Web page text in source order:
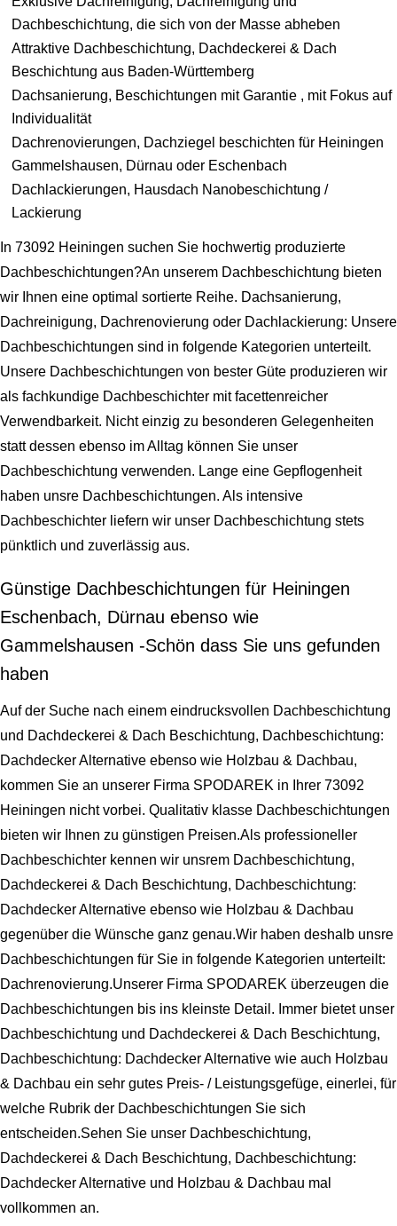
Dachbeschichtung, die sich von der Masse abheben
Attraktive Dachbeschichtung, Dachdeckerei & Dach
Beschichtung aus Baden-Württemberg
Dachsanierung, Beschichtungen mit Garantie , mit Fokus auf
Individualität
Dachrenovierungen, Dachziegel beschichten für Heiningen
Gammelshausen, Dürnau oder Eschenbach
Dachlackierungen, Hausdach Nanobeschichtung /
Lackierung
In 73092 Heiningen suchen Sie hochwertig produzierte
Dachbeschichtungen?An unserem Dachbeschichtung bieten
wir Ihnen eine optimal sortierte Reihe. Dachsanierung,
Dachreinigung, Dachrenovierung oder Dachlackierung: Unsere
Dachbeschichtungen sind in folgende Kategorien unterteilt.
Unsere Dachbeschichtungen von bester Güte produzieren wir
als fachkundige Dachbeschichter mit facettenreicher
Verwendbarkeit. Nicht einzig zu besonderen Gelegenheiten
statt dessen ebenso im Alltag können Sie unser
Dachbeschichtung verwenden. Lange eine Gepflogenheit
haben unsre Dachbeschichtungen. Als intensive
Dachbeschichter liefern wir unser Dachbeschichtung stets
pünktlich und zuverlässig aus.
Günstige Dachbeschichtungen für Heiningen
Eschenbach, Dürnau ebenso wie
Gammelshausen -Schön dass Sie uns gefunden
haben
Auf der Suche nach einem eindrucksvollen Dachbeschichtung
und Dachdeckerei & Dach Beschichtung, Dachbeschichtung:
Dachdecker Alternative ebenso wie Holzbau & Dachbau,
kommen Sie an unserer Firma SPODAREK in Ihrer 73092
Heiningen nicht vorbei. Qualitativ klasse Dachbeschichtungen
bieten wir Ihnen zu günstigen Preisen.Als professioneller
Dachbeschichter kennen wir unsrem Dachbeschichtung,
Dachdeckerei & Dach Beschichtung, Dachbeschichtung:
Dachdecker Alternative ebenso wie Holzbau & Dachbau
gegenüber die Wünsche ganz genau.Wir haben deshalb unsre
Dachbeschichtungen für Sie in folgende Kategorien unterteilt:
Dachrenovierung.Unserer Firma SPODAREK überzeugen die
Dachbeschichtungen bis ins kleinste Detail. Immer bietet unser
Dachbeschichtung und Dachdeckerei & Dach Beschichtung,
Dachbeschichtung: Dachdecker Alternative wie auch Holzbau
& Dachbau ein sehr gutes Preis- / Leistungsgefüge, einerlei, für
welche Rubrik der Dachbeschichtungen Sie sich
entscheiden.Sehen Sie unser Dachbeschichtung,
Dachdeckerei & Dach Beschichtung, Dachbeschichtung:
Dachdecker Alternative und Holzbau & Dachbau mal
vollkommen an.